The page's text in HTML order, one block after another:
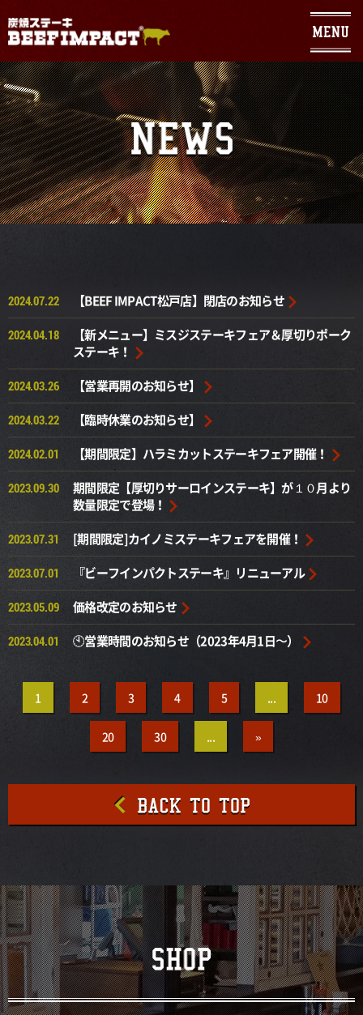
Warning: Use of undefined constant - assumed ' ' (this will throw an
Error in a future version of PHP) in
/home/geniuses/beefimpact.com/public_html/wp/wp-
content/themes/sumibi/header.phpon line104
2024.07.22 【BEEF IMPACT松戸店】閉店のお知らせ
2024.04.18
【新メニュー】ミスジステーキフェア＆厚切りポーク
ステーキ！
2024.03.26 【営業再開のお知らせ】
2024.03.22 【臨時休業のお知らせ】
2024.02.01 【期間限定】ハラミカットステーキフェア開催！
2023.09.30
期間限定【厚切りサーロインステーキ】が１０月より
数量限定で登場！
2023.07.31 [期間限定]カイノミステーキフェアを開催！
2023.07.01 『ビーフインパクトステーキ』リニューアル
2023.05.09 価格改定のお知らせ
2023.04.01 🕙営業時間のお知らせ（2023年4月1日〜）
1 2 3 4 5 ... 10
20 30 ... »